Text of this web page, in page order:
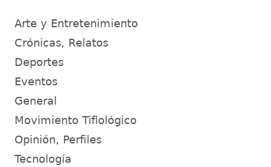
Arte y Entretenimiento
Crónicas, Relatos
Deportes
Eventos
General
Movimiento Tiflológico
Opinión, Perfiles
Tecnología